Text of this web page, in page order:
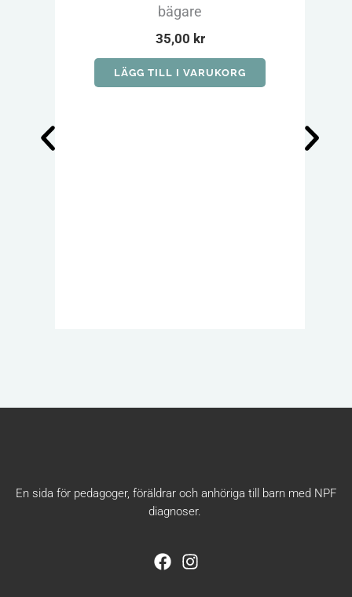
bägare
35,00 kr
LÄGG TILL I VARUKORG
En sida för pedagoger, föräldrar och anhöriga till barn med NPF
diagnoser.
F
I